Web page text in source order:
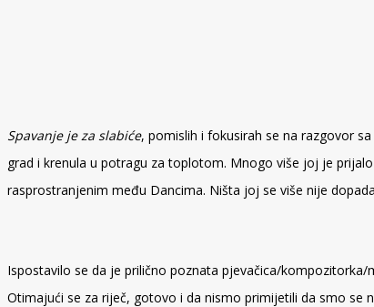
Spavanje je za slabiće, pomislih i fokusirah se na razgovor
grad i krenula u potragu za toplotom. Mnogo više joj je
rasprostranjenim među Dancima. Ništa joj se više nije
Ispostavilo se da je prilično poznata pjevačica/
Otimajući se za riječ, gotovo i da nismo primijetili da smo se